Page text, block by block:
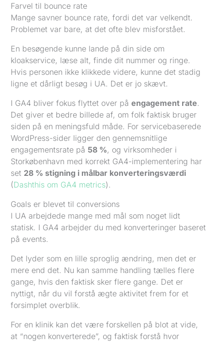
Farvel til bounce rate
Mange savner bounce rate, fordi det var velkendt.
Problemet var bare, at det ofte blev misforstået.
En besøgende kunne lande på din side om
kloakservice, læse alt, finde dit nummer og ringe.
Hvis personen ikke klikkede videre, kunne det stadig
ligne et dårligt besøg i UA. Det er jo skævt.
I GA4 bliver fokus flyttet over påengagement rate.
Det giver et bedre billede af, om folk faktisk bruger
siden på en meningsfuld måde. For servicebaserede
WordPress-sider ligger den gennemsnitlige
engagementsrate på 58 %, og virksomheder i
Storkøbenhavn med korrekt GA4-implementering har
set 28 % stigning i målbar konverteringsværdi
(Dashthis om GA4 metrics).
Goals er blevet til conversions
I UA arbejdede mange med mål som noget lidt
statisk. I GA4 arbejder du med konverteringer baseret
på events.
Det lyder som en lille sproglig ændring, men det er
mere end det. Nu kan samme handling tælles flere
gange, hvis den faktisk sker flere gange. Det er
nyttigt, når du vil forstå ægte aktivitet frem for et
forsimplet overblik.
For en klinik kan det være forskellen på blot at vide,
at “nogen konverterede”, og faktisk forstå hvor